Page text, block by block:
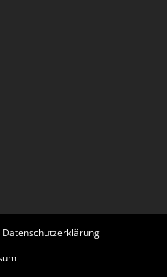
Datenschutzerklärung